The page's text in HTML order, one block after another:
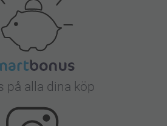
på alla dina köp